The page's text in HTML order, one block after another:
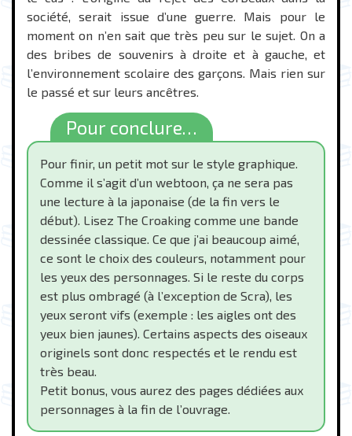
société, serait issue d’une guerre. Mais pour le
moment on n’en sait que très peu sur le sujet. On a
des bribes de souvenirs à droite et à gauche, et
l’environnement scolaire des garçons. Mais rien sur
le passé et sur leurs ancêtres.
Pour conclure…
Pour finir, un petit mot sur le style graphique.
Comme il s’agit d’un webtoon, ça ne sera pas
une lecture à la japonaise (de la fin vers le
début). Lisez The Croaking comme une bande
dessinée classique. Ce que j’ai beaucoup aimé,
ce sont le choix des couleurs, notamment pour
les yeux des personnages. Si le reste du corps
est plus ombragé (à l’exception de Scra), les
yeux seront vifs (exemple : les aigles ont des
yeux bien jaunes). Certains aspects des oiseaux
originels sont donc respectés et le rendu est
très beau.
Petit bonus, vous aurez des pages dédiées aux
personnages à la fin de l’ouvrage.